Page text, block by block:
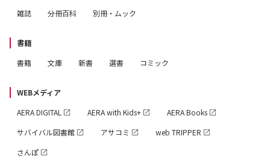
雑誌
分冊百科 別冊・ムック
書籍
書籍
文庫 新書 選書 コミック
WEBメディア
AERA DIGITAL
AERA with Kids+
AERA Books
サバイバル図書館
アサコミ
web TRIPPER
さんぽ